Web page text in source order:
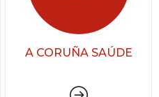
A CORUÑA SAÚDE